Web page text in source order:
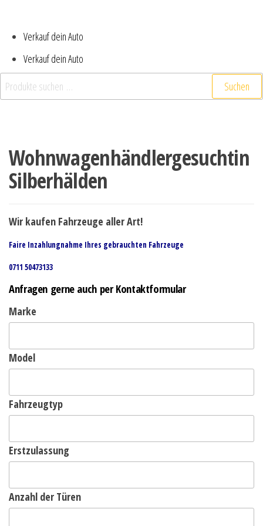
Verkauf dein Auto
Verkauf dein Auto
Suchen
Wohnwagenhändlergesuchtin
Silberhälden
Wir kaufen Fahrzeuge aller Art!
Faire Inzahlungnahme Ihres gebrauchten Fahrzeuge
0711 50473133
Anfragen gerne auch per Kontaktformular
Marke
Model
Fahrzeugtyp
Erstzulassung
Anzahl der Türen